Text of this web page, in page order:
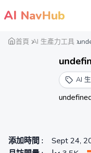
AI NavHub
首頁 AI 生產力工具
AI
添加時間 :
Sept 24,